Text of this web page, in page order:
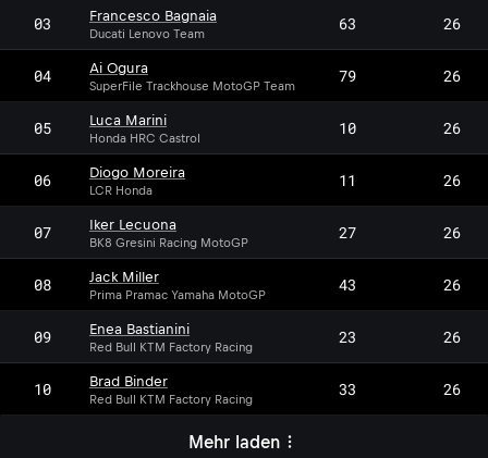
03 Francesco Bagnaia
Ducati Lenovo Team 63 26
04 Ai Ogura
SuperFile Trackhouse MotoGP Team 79 26
05 Luca Marini
Honda HRC Castrol 10 26
06 Diogo Moreira
LCR Honda 11 26
07 Iker Lecuona
BK8 Gresini Racing MotoGP 27 26
08 Jack Miller
Prima Pramac Yamaha MotoGP 43 26
09 Enea Bastianini
Red Bull KTM Factory Racing 23 26
10 Brad Binder
Red Bull KTM Factory Racing 33 26
Mehr laden